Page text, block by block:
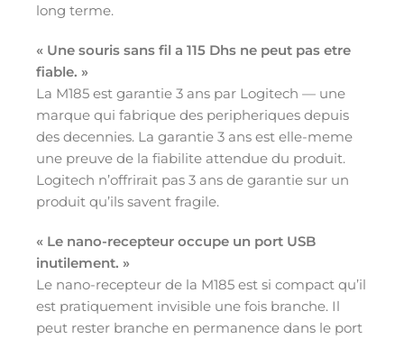
long terme.
« Une souris sans fil a 115 Dhs ne peut pas etre
fiable. »
La M185 est garantie 3 ans par Logitech — une
marque qui fabrique des peripheriques depuis
des decennies. La garantie 3 ans est elle-meme
une preuve de la fiabilite attendue du produit.
Logitech n’offrirait pas 3 ans de garantie sur un
produit qu’ils savent fragile.
« Le nano-recepteur occupe un port USB
inutilement. »
Le nano-recepteur de la M185 est si compact qu’il
est pratiquement invisible une fois branche. Il
peut rester branche en permanence dans le port